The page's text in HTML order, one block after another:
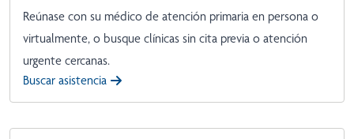
Reúnase con su médico de atención primaria en persona o
virtualmente, o busque clínicas sin cita previa o atención
urgente cercanas.
Buscar asistencia